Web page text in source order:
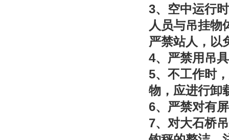
3、空中运行
人员与吊挂物
严禁站人，以
4、严禁用吊
5、不工作时
物，应进行卸
6、严禁对有
7、对大石桥